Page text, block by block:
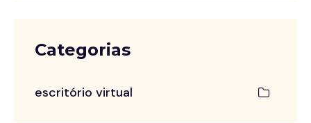
Categorias
escritório virtual